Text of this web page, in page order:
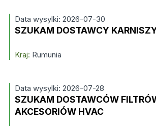
Data wysylki: 2026-07-30
SZUKAM DOSTAWCY
Kraj: Rumunia
Data wysylki: 2026-07-28
SZUKAM DOSTAWCÓW
AKCESORIÓW HVAC